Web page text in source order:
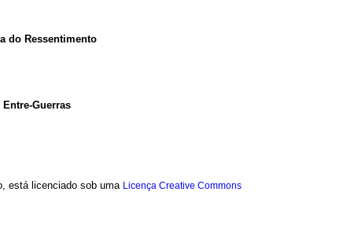
do Ressentimento
Guerras
está licenciado sob uma Licença Creative Commons